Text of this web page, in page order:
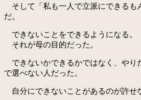
そして「私も一人で立派にできるも
だ。
できないことをできるようになる。
それが母の目的だった。
できないかできるかではなく、やり
で選べない人だった。
自分にできないことがあるのが許せ